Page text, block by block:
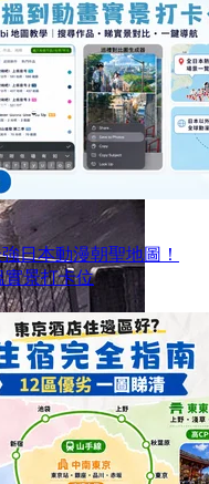
日本動漫朝聖地圖！
實景打卡位